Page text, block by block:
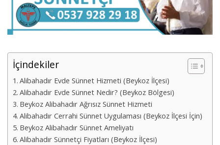
İçindekiler
Alibahadır Evde Sünnet Hizmeti (Beykoz İlçesi)
Alibahadır Evde Sünnet Nedir? (Beykoz Bölgesi)
Beykoz Alibahadır Ağrısız Sünnet Hizmeti
Alibahadır Cerrahi Sünnet Uygulaması (Beykoz İlçesi İçin)
Beykoz Alibahadır Sünnet Ameliyatı
Alibahadır Sünnetçi Fiyatları (Beykoz İlçesi)